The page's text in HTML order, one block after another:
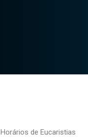
Horários de Eucaristias